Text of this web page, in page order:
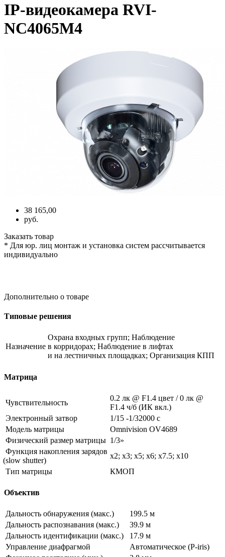
IP-видеокамера RVI-
NC4065M4
38 165,00
руб.
Заказать товар
* Для юр. лиц монтаж и установка систем рассчитывается
индивидуально
Дополнительно о товаре
Типовые решения
Назначение
Охрана входных групп; Наблюдение
в корридорах; Наблюдение в лифтах
и на лестничных площадках; Организация КПП
Матрица
Чувствительность
0.2 лк @ F1.4 цвет / 0 лк @
F1.4 ч/б (ИК вкл.)
Электронный затвор
1/15 -1/32000 с
Модель матрицы
Omnivision OV4689
Физический размер матрицы 1/3»
Функция накопления зарядов
(slow shutter)
x2; x3; x5; x6; x7.5; x10
Тип матрицы
КМОП
Объектив
Дальность обнаружения (макс.)
199.5 м
Дальность распознавания (макс.)
39.9 м
Дальность идентификации (макс.)
17.9 м
Управление диафрагмой
Автоматическое (P-iris)